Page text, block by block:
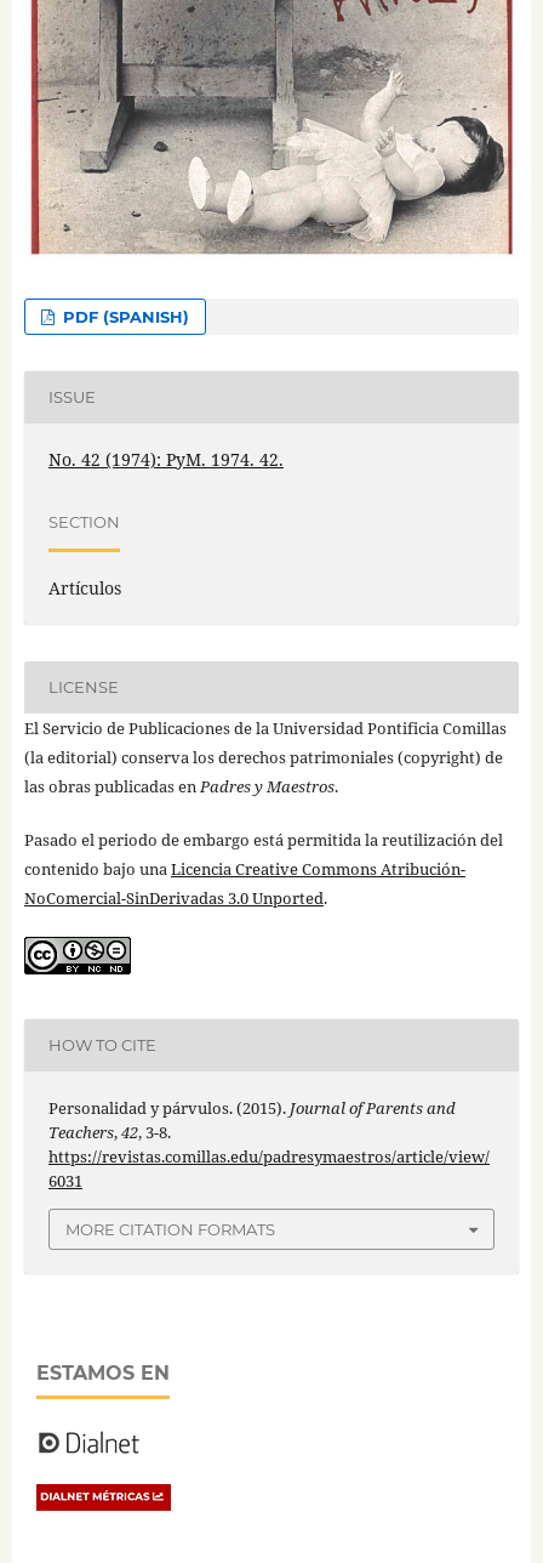
PDF (SPANISH)
ISSUE
No. 42 (1974): PyM. 1974. 42.
SECTION
Artículos
LICENSE
El Servicio de Publicaciones de la Universidad Pontificia Comillas
(la editorial) conserva los derechos patrimoniales (copyright) de
las obras publicadas enPadres y Maestros.
Pasado el periodo de embargo está permitida la reutilización del
contenido bajo unaLicencia Creative Commons Atribución-
NoComercial-SinDerivadas 3.0 Unported.
HOW TO CITE
Personalidad y párvulos. (2015). Journal of Parents and
Teachers,42, 3-8.
https://revistas.comillas.edu/padresymaestros/article/view/
6031
MORE CITATION FORMATS
ESTAMOS EN